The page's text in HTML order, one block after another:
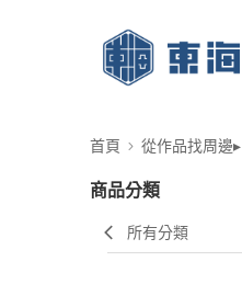
首頁 從作品找周邊▸
商品分類
所有分類